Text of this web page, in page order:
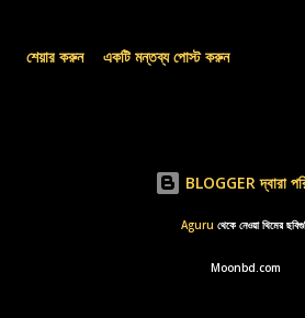
শেয়ার করুন একটি মন্তব্য পোস্ট করুন
BLOGGER দ্বারা
Aguru থেকে নেওয়া থিমের
Moonbd.com